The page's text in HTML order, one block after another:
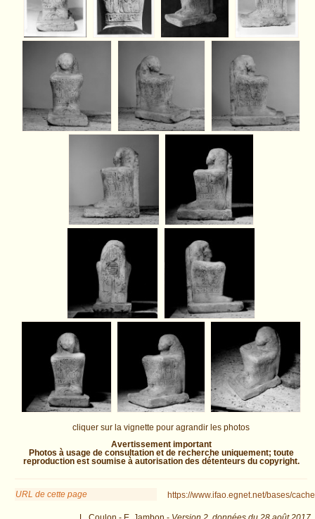
cliquer sur la vignette pour agrandir les photos
Avertissement important
Photos à usage de consultation et de recherche uniquement; toute
reproduction est soumise à autorisation des détenteurs du copyright.
URL de cette page https://www.ifao.egnet.net/bases/